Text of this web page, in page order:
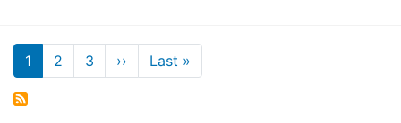
Pagination
1 2 3 ›› Next page
Last »